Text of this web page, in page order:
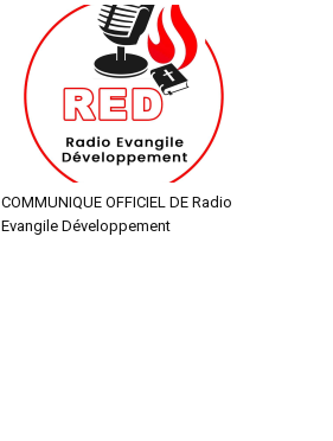
COMMUNIQUE OFFICIEL DE Radio
Evangile Développement